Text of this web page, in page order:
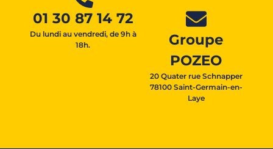
01 30 87 14 72
Du lundi au vendredi, de 9h à
18h.
Groupe
POZEO
20 Quater rue Schnapper
78100 Saint-Germain-en-
Laye